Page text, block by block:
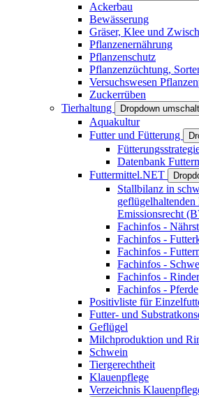
Ackerbau
Bewässerung
Gräser, Klee und
Pflanzenernährung
Pflanzenschutz
Pflanzenzüchtung,
Versuchswesen
Zuckerrüben
Tierhaltung
Dropdown
Aquakultur
Futter und Fütterung
Datenbank
Futtermittel.NET
Stallbilanz in
geflügelhaltenden
Emissionsrecht
Fachinfos -
Fachinfos -
Fachinfos -
Fachinfos -
Fachinfos - Rinder
Fachinfos - Pferde
Positivliste für
Futter- und
Geflügel
Milchproduktion und
Schwein
Tiergerechtheit
Klauenpflege
Verzeichnis